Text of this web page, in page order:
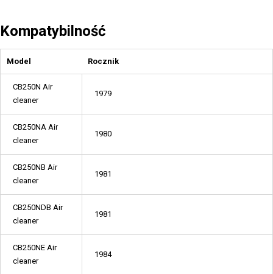
Kompatybilność
Model Rocznik
CB250N Air
cleaner
1979
CB250NA Air
cleaner
1980
CB250NB Air
cleaner
1981
CB250NDB Air
cleaner
1981
CB250NE Air
cleaner
1984